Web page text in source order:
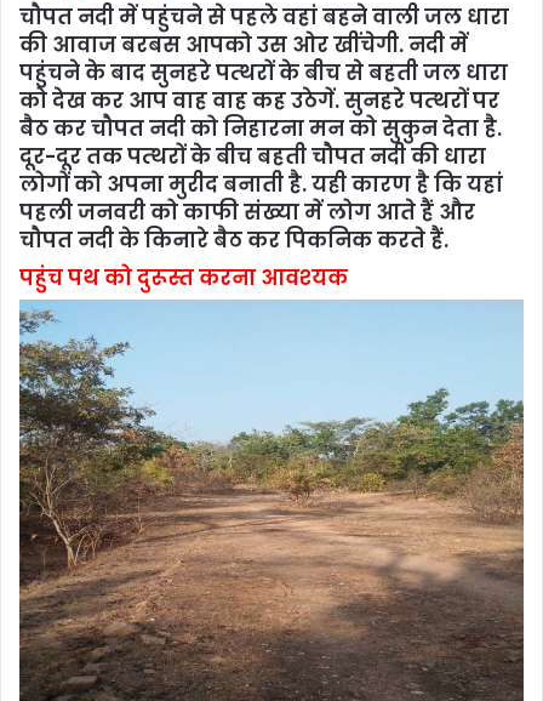
चौपत नदी में पहुंचने से पहले वहां बहने वाली जल धारा
की आवाज बरबस आपको उस ओर खींचेगी. नदी में
पहुंचने के बाद सुनहरे पत्‍थरों के बीच से बहती जल धारा
को देख कर आप वाह वाह कह उठेगें. सुनहरे पत्‍थरों पर
बैठ कर चौपत नदी को निहारना मन को सुकुन देता है.
दूर-दूर तक पत्‍थरों के बीच बहती चौपत नदी की धारा
लोगों को अपना मुरीद बनाती है. यही कारण है कि यहां
पहली जनवरी को काफी संख्‍या में लोग आते हैं और
चौपत नदी के किनारे बैठ कर पिकनिक करते हैं.
पहुंच पथ को दुरूस्‍त करना आवश्‍यक